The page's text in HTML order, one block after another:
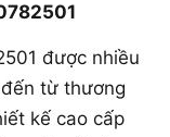
được nhiều
từ thương
kế cao cấp